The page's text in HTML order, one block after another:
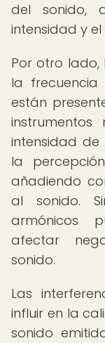
del sonido,
intensidad y el
Por otro lado,
la
están
intensidad
la
añadiendo
al sonido.
armónicos
afectar
sonido.
Las
influir en la
sonido